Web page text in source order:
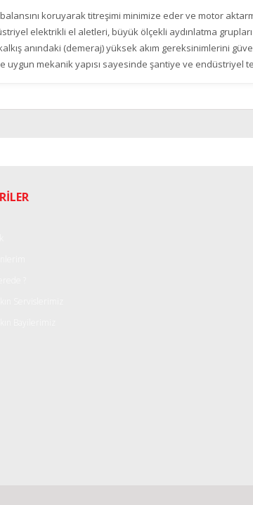
koruyarak titreşimi minimize eder ve motor
elektrikli el aletleri, büyük ölçekli aydınlatma
anındaki (demeraj) yüksek akım gereksinimlerini
uygun mekanik yapısı sayesinde şantiye ve endüstriyel